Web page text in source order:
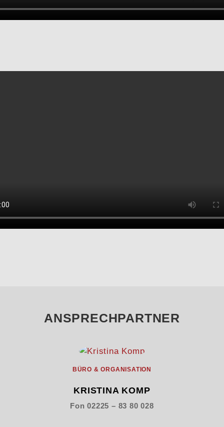
ANSPRECHPARTNER
BÜRO & ORGANISATION
KRISTINA KOMP
Fon 02225 – 83 80 028